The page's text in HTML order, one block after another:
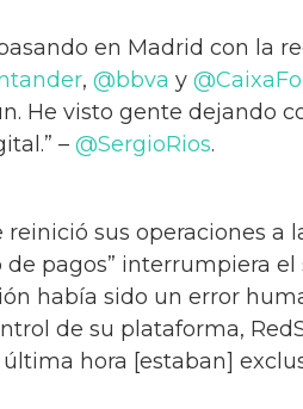
en Madrid con la
, @bbva y
He visto gente dejando
– @SergioRios.
sus operaciones a
pagos” interrumpiera
había sido un error
de su plataforma,
hora [estaban]